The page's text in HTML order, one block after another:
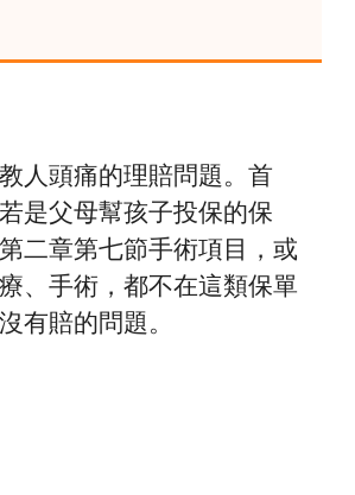
人頭痛的理賠問題。首
是父母幫孩子投保的保
二章第七節手術項目，或
、手術，都不在這類保單
有賠的問題。